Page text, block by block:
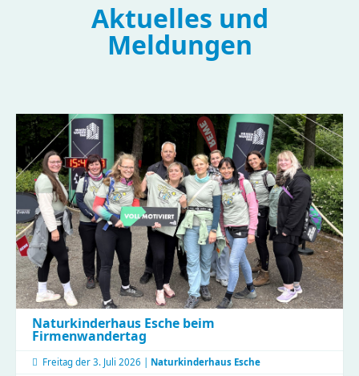
Aktuelles und
Meldungen
Naturkinderhaus Esche beim
Firmenwandertag
Freitag der 3. Juli 2026 | Naturkinderhaus Esche